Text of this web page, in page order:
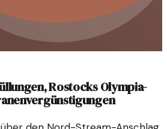
Rostocks Olympia-